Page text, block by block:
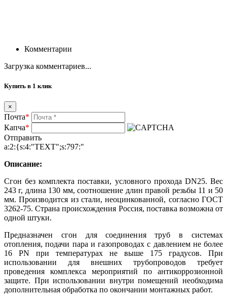
Комментарии
Загрузка комментариев...
Купить в 1 клик
×
Почта*
Капча*
Отправить
a:2:{s:4:"TEXT";s:797:"
Описание:
Сгон без комплекта поставки, условного прохода DN25. Вес
243 г, длина 130 мм, соотношение длин правой резьбы 11 и 50
мм. Производится из стали, неоцинкованной, согласно ГОСТ
3262-75. Страна происхождения Россия, поставка возможна от
одной штуки.
Предназначен сгон для соединения труб в системах
отопления, подачи пара и газопроводах с давлением не более
16 PN при температурах не выше 175 градусов. При
использовании для внешних трубопроводов требует
проведения комплекса мероприятий по антикоррозионной
защите. При использовании внутри помещений необходима
дополнительная обработка по окончании монтажных работ.